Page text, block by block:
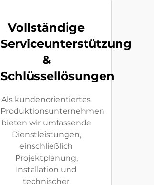
Vollständige
Serviceunterstützung
&
Schlüssellösungen
Als kundenorientiertes
Produktionsunternehmen
bieten wir umfassende
Dienstleistungen,
einschließlich
Projektplanung,
Installation und
technischer